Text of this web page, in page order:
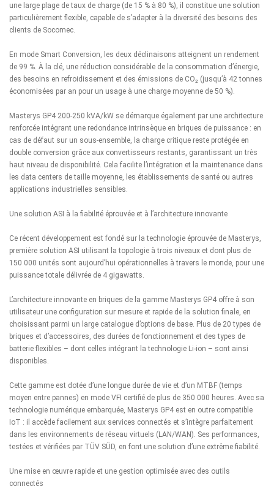
une large plage de taux de charge (de 15 % à 80 %), il constitue une solution
particulièrement flexible, capable de s’adapter à la diversité des besoins des
clients de Socomec.
En mode Smart Conversion, les deux déclinaisons atteignent un rendement
de 99 %. À la clé, une réduction considérable de la consommation d’énergie,
des besoins en refroidissement et des émissions de CO₂ (jusqu’à 42 tonnes
économisées par an pour un usage à une charge moyenne de 50 %).
Masterys GP4 200-250 kVA/kW se démarque également par une architecture
renforcée intégrant une redondance intrinsèque en briques de puissance : en
cas de défaut sur un sous-ensemble, la charge critique reste protégée en
double conversion grâce aux convertisseurs restants, garantissant un très
haut niveau de disponibilité. Cela facilite l’intégration et la maintenance dans
les data centers de taille moyenne, les établissements de santé ou autres
applications industrielles sensibles.
Une solution ASI à la fiabilité éprouvée et à l’architecture innovante
Ce récent développement est fondé sur la technologie éprouvée de Masterys,
première solution ASI utilisant la topologie à trois niveaux et dont plus de
150 000 unités sont aujourd’hui opérationnelles à travers le monde, pour une
puissance totale délivrée de 4 gigawatts.
L’architecture innovante en briques de la gamme Masterys GP4 offre à son
utilisateur une configuration sur mesure et rapide de la solution finale, en
choisissant parmi un large catalogue d’options de base. Plus de 20 types de
briques et d’accessoires, des durées de fonctionnement et des types de
batterie flexibles – dont celles intégrant la technologie Li-ion – sont ainsi
disponibles.
Cette gamme est dotée d’une longue durée de vie et d’un MTBF (temps
moyen entre pannes) en mode VFI certifié de plus de 350 000 heures. Avec sa
technologie numérique embarquée, Masterys GP4 est en outre compatible
IoT : il accède facilement aux services connectés et s’intègre parfaitement
dans les environnements de réseau virtuels (LAN/WAN). Ses performances,
testées et vérifiées par TÜV SÜD, en font une solution d’une extrême fiabilité.
Une mise en œuvre rapide et une gestion optimisée avec des outils
connectés